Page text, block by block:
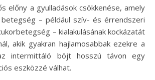
előny a gyulladások csökkenése, amely
betegség – például szív- és érrendszeri
– kialakulásának kockázatát
akik gyakran hajlamosabbak ezekre a
intermittáló böjt hosszú távon egy
eszközzé válhat.